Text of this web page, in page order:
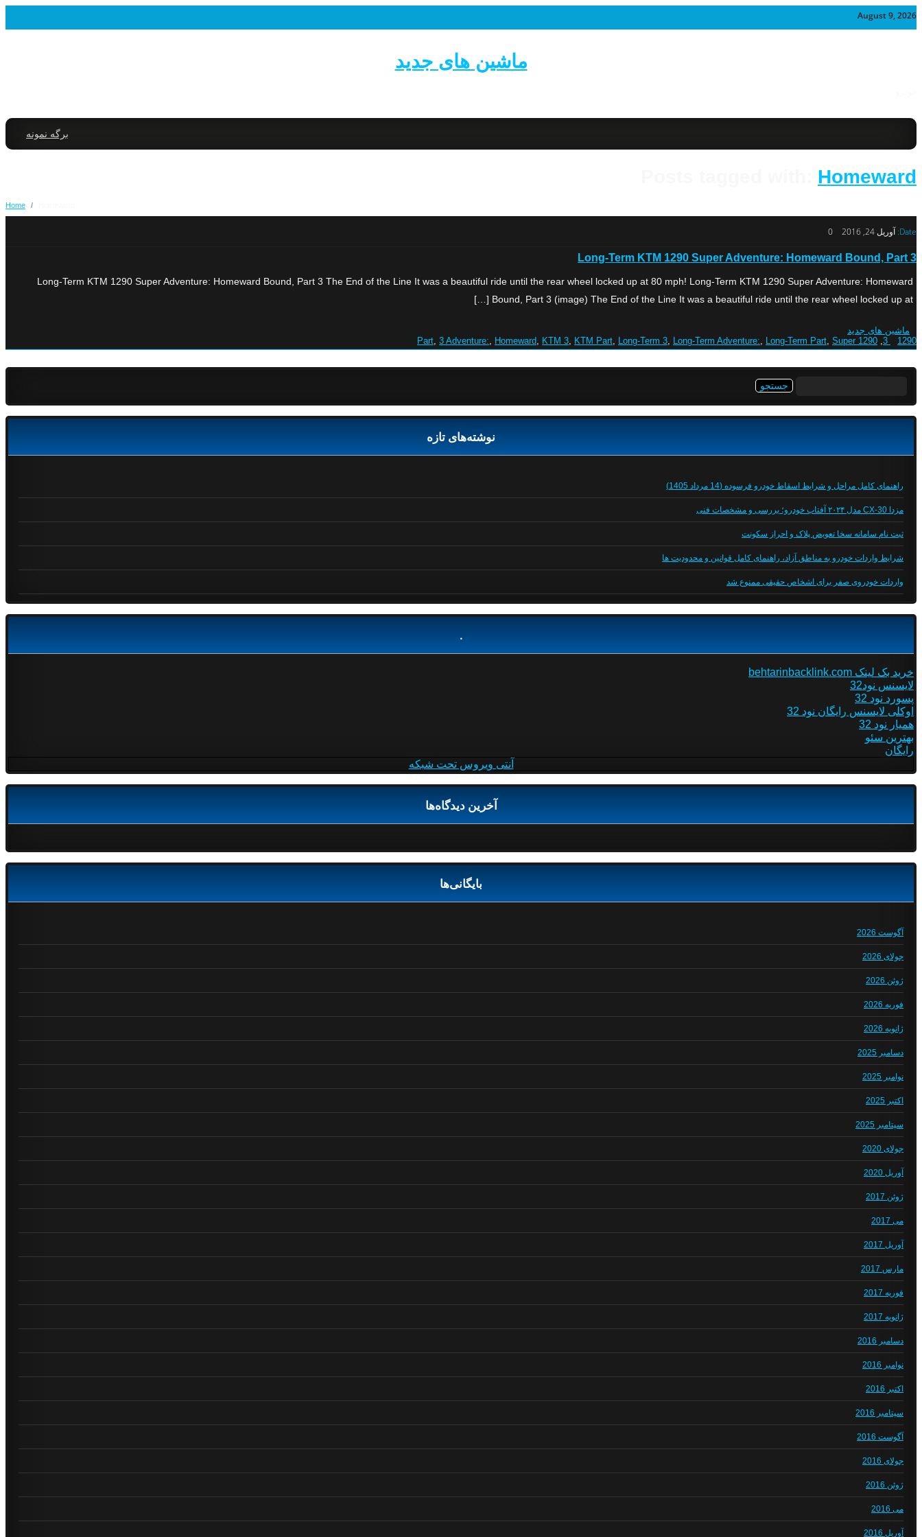
August 9, 2026
ماشین های جدید
برگه نمونه
Homeward
Home /
Date: آوریل 24, 2016 0
Long-Term KTM 1290 Super Adventure: Homeward Bound, Part 3
Long-Term KTM 1290 Super Adventure: Homeward Bound, Part 3 The End of the Line It was a beautiful ride until the rear wheel locked up at 80 mph! Long-Term KTM 1290 Super Adventure: Homeward
Bound, Part 3 (image) The End of the Line It was a beautiful ride until the rear wheel locked up at […]
ماشین های جدید
1290 3
,
1290 Part
, 3 Adventure:, Homeward, KTM 3, KTM Part, Long-Term 3, Long-Term Adventure:, Long-Term Part, Super
نوشته‌های تازه
راهنمای کامل مراحل و شرایط اسقاط خودرو فرسوده (14 مرداد 1405)
مزدا CX-30 مدل ۲۰۲۴ آفتاب خودرو؛ بررسی و مشخصات فنی
ثبت نام سامانه سخا تعویض پلاک و احراز سکونت
شرایط واردات خودرو به مناطق آزاد، راهنمای کامل قوانین و محدودیت ها
واردات خودروی صفر برای اشخاص حقیقی ممنوع شد
.
خرید بک لینک behtarinbacklink.com
لایسنس نود32
پسورد نود 32
اوکلی لایسنس رایگان نود 32
همیار نود 32
بهترین سئو
رایگان
آنتی ویروس تحت شبکه
آخرین دیدگاه‌ها
بایگانی‌ها
آگوست 2026
جولای 2026
ژوئن 2026
فوریه 2026
ژانویه 2026
دسامبر 2025
نوامبر 2025
اکتبر 2025
سپتامبر 2025
جولای 2020
آوریل 2020
ژوئن 2017
می 2017
آوریل 2017
مارس 2017
فوریه 2017
ژانویه 2017
دسامبر 2016
نوامبر 2016
اکتبر 2016
سپتامبر 2016
آگوست 2016
جولای 2016
ژوئن 2016
می 2016
آوریل 2016